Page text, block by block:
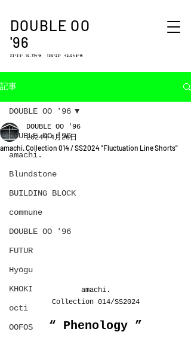
DOUBLE OO
'96
33°35′ 10.774″N 130°23′ 42.048″W
記事
DOUBLE OO '96
amachi.
Blundstone
BUILDING BLOCK
commune
DOUBLE OO '96
FUTUR
Hyōgu
KHOKI
octi
OOFOS
DOUBLE OO '96
amachi. Collection 014 / SS2024 "Fluctuation Line Shorts"
DOUBLE OO '96
2024年4月26日
amachi.
Collection 014/SS2024
“ Phenology ”